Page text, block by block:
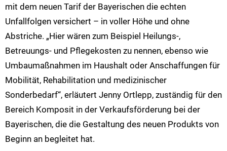
mit dem neuen Tarif der Bayerischen die echten
Unfallfolgen versichert – in voller Höhe und ohne
Abstriche. „Hier wären zum Beispiel Heilungs-,
Betreuungs- und Pflegekosten zu nennen, ebenso wie
Umbaumaßnahmen im Haushalt oder Anschaffungen für
Mobilität, Rehabilitation und medizinischer
Sonderbedarf“, erläutert Jenny Ortlepp, zuständig für den
Bereich Komposit in der Verkaufsförderung bei der
Bayerischen, die die Gestaltung des neuen Produkts von
Beginn an begleitet hat.